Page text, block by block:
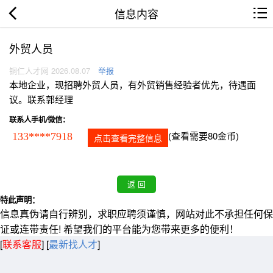
信息内容
外贸人员
铜仁人才网 2026.08.07 举报
本地企业，现招聘外贸人员，有外贸销售经验者优先，待遇面
议。联系郭经理
联系人手机/微信：
133****7918 点击查看完整信息 (查看需要80金币)
特此声明：
信息真伪请自行辨别，求职应聘须谨慎，网站对此不承担任何保
证或连带责任! 希望我们的平台能为您带来更多的便利！
[联系客服] [最新找人才]